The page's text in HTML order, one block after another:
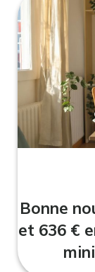
Bonne
et 636 €